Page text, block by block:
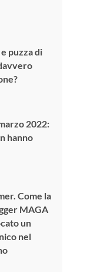
puzza di
2022:
hanno
Come la
MAGA
un
nel